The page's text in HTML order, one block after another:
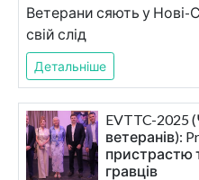
Ветерани сяють у Нові-
свій слід
Детальніше
EVTTC-2025
ветеранів):
пристрастю
гравців